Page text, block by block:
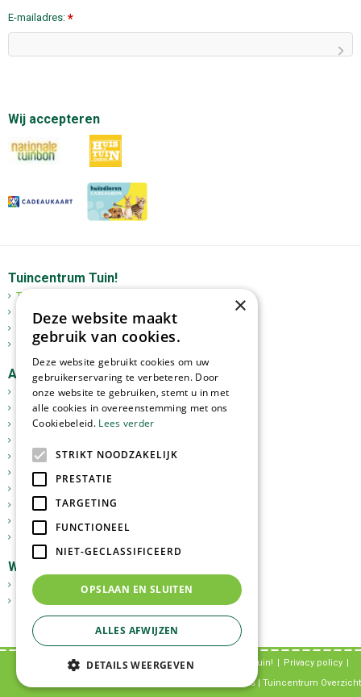
E-mailadres: *
Wij accepteren
Tuincentrum Tuin!
Tuincentrum
Mediterrane bomen
Tuinplanten
Kerst
Assortiment
Tuinplanten
Kamerplanten
Tuinverlichting
Meststoffen
Graszoden
Tuingereedschap
Vijverartikelen
Sfeer en Cadeau
Dierbenodigdheden
Webshop
GoedkopeOlijfbomen.nl
Tuinplantenonline.nl
© Tuincentrum Tuin!
Privacy policy
Green Solutions| Tuincentrum Overzicht
×
Deze website maakt
gebruik van cookies.
Deze website gebruikt cookies om uw
gebruikerservaring te verbeteren. Door
onze website te gebruiken, stemt u in met
alle cookies in overeenstemming met ons
Cookiebeleid. Lees verder
STRIKT NOODZAKELIJK
PRESTATIE
TARGETING
FUNCTIONEEL
NIET-GECLASSIFICEERD
OPSLAAN EN SLUITEN
ALLES AFWIJZEN
DETAILS WEERGEVEN